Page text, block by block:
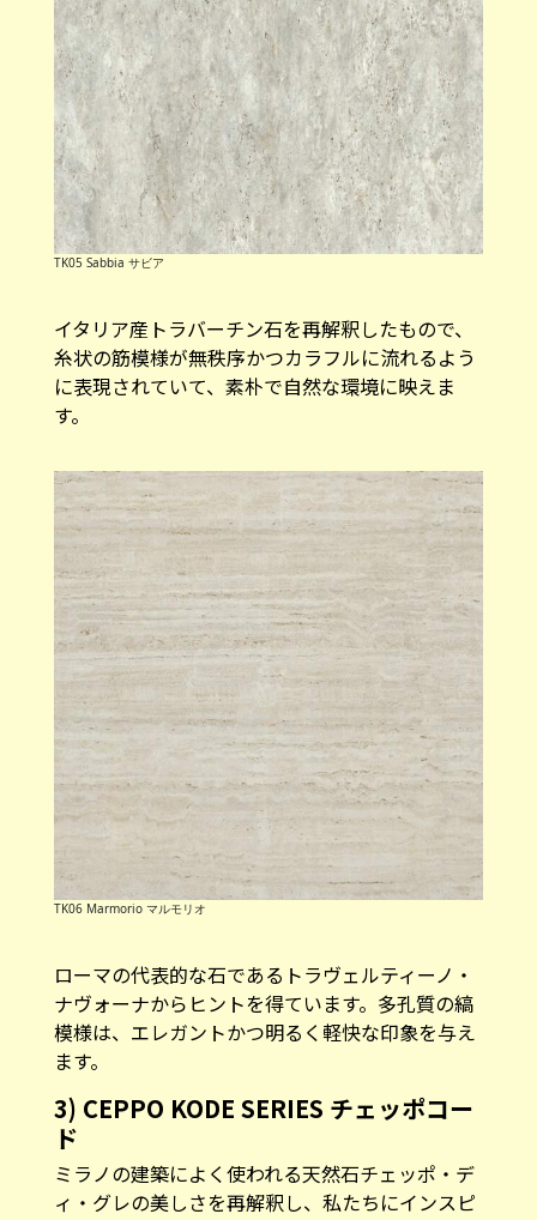
TK05 Sabbia サビア
イタリア産トラバーチン石を再解釈したもので、
糸状の筋模様が無秩序かつカラフルに流れるよう
に表現されていて、素朴で自然な環境に映えま
す。
TK06 Marmorio マルモリオ
ローマの代表的な石であるトラヴェルティーノ・
ナヴォーナからヒントを得ています。多孔質の縞
模様は、エレガントかつ明るく軽快な印象を与え
ます。
3) CEPPO KODE SERIES チェッポコー
ド
ミラノの建築によく使われる天然石チェッポ・デ
ィ・グレの美しさを再解釈し、私たちにインスピ